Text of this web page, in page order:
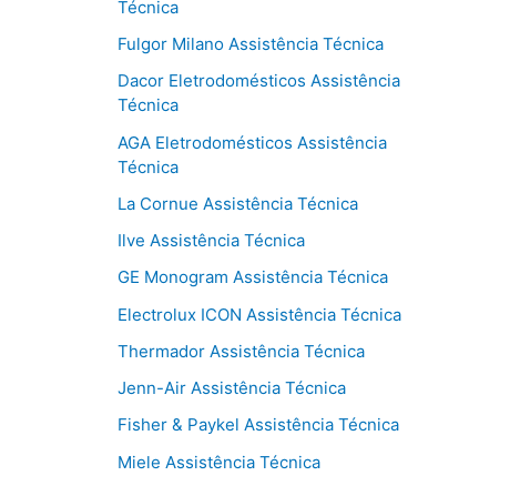
Técnica
Fulgor Milano Assistência Técnica
Dacor Eletrodomésticos Assistência
Técnica
AGA Eletrodomésticos Assistência
Técnica
La Cornue Assistência Técnica
Ilve Assistência Técnica
GE Monogram Assistência Técnica
Electrolux ICON Assistência Técnica
Thermador Assistência Técnica
Jenn-Air Assistência Técnica
Fisher & Paykel Assistência Técnica
Miele Assistência Técnica